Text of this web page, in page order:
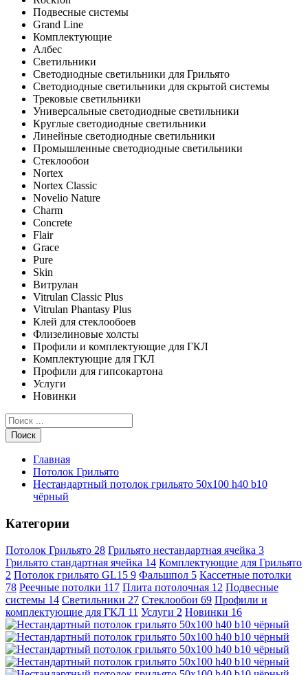
Подвесные системы
Grand Line
Комплектующие
Албес
Светильники
Светодиодные светильники для Грильято
Светодиодные светильники для скрытой системы
Трековые светильники
Универсальные светодиодные светильники
Круглые светодиодные светильники
Линейные светодиодные светильники
Промышленные светодиодные светильники
Стеклообои
Nortex
Nortex Classic
Novelio Nature
Charm
Concrete
Flair
Grace
Pure
Skin
Витрулан
Vitrulan Classic Plus
Vitrulan Phantasy Plus
Клей для стеклообоев
Флизелиновые холсты
Профили и комплектующие для ГКЛ
Комплектующие для ГКЛ
Профили для гипсокартона
Услуги
Новинки
Поиск
Главная
Потолок Грильято
Нестандартный потолок грильято 50x100 h40 b10
чёрный
Категории
Потолок Грильято 28 Грильято нестандартная ячейка 3
Грильято стандартная ячейка 14 Комплектующие для Грильято
2 Потолок грильято GL15 9 Фальшпол 5 Кассетные потолки
78 Реечные потолки 117 Плита потолочная 12 Подвесные
системы 14 Светильники 27 Стеклообои 69 Профили и
комплектующие для ГКЛ 11 Услуги 2 Новинки 16